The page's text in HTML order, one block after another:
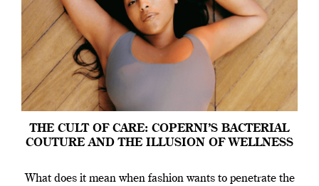
THE CULT OF CARE: COPERNI’S BACTERIAL
COUTURE AND THE ILLUSION OF WELLNESS
What does it mean when fashion wants to penetrate the